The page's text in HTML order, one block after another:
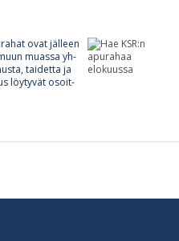
ovat jäl­leen
muassa yh­
tai­detta ja
löy­ty­vät osoit­